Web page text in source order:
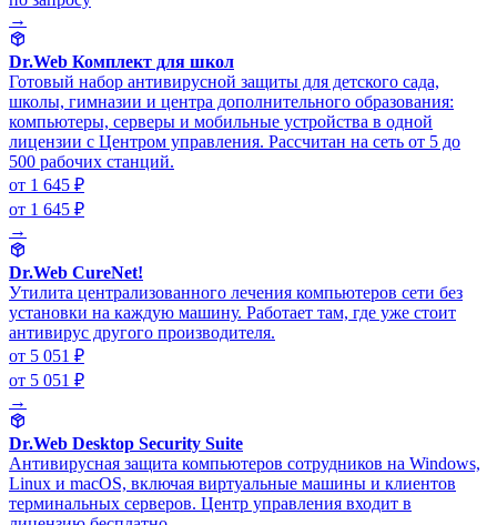
→
Dr.Web Комплект для школ
Готовый набор антивирусной защиты для детского сада,
школы, гимназии и центра дополнительного образования:
компьютеры, серверы и мобильные устройства в одной
лицензии с Центром управления. Рассчитан на сеть от 5 до
500 рабочих станций.
от 1 645 ₽
от 1 645 ₽
→
Dr.Web CureNet!
Утилита централизованного лечения компьютеров сети без
установки на каждую машину. Работает там, где уже стоит
антивирус другого производителя.
от 5 051 ₽
от 5 051 ₽
→
Dr.Web Desktop Security Suite
Антивирусная защита компьютеров сотрудников на Windows,
Linux и macOS, включая виртуальные машины и клиентов
терминальных серверов. Центр управления входит в